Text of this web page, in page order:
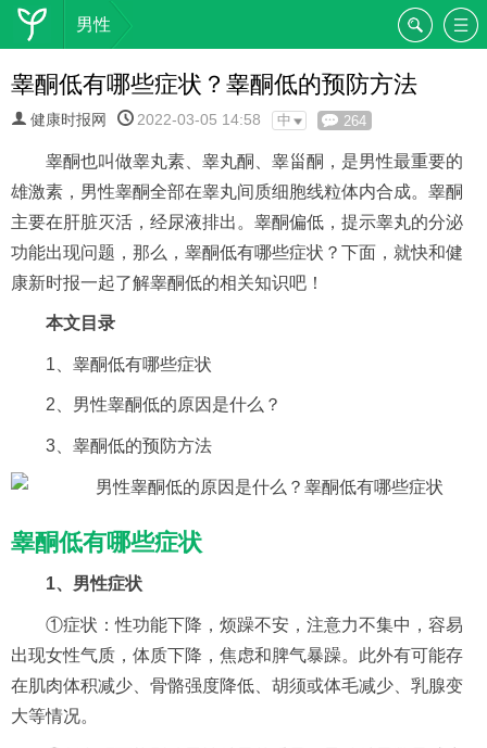
男性
睾酮低有哪些症状？睾酮低的预防方法
健康时报网 2022-03-05 14:58 中 264
睾酮也叫做睾丸素、睾丸酮、睾甾酮，是男性最重要的
雄激素，男性睾酮全部在睾丸间质细胞线粒体内合成。睾酮
主要在肝脏灭活，经尿液排出。睾酮偏低，提示睾丸的分泌
功能出现问题，那么，睾酮低有哪些症状？下面，就快和健
康新时报一起了解睾酮低的相关知识吧！
本文目录
1、睾酮低有哪些症状
2、男性睾酮低的原因是什么？
3、睾酮低的预防方法
睾酮低有哪些症状
1、男性症状
①症状：性功能下降，烦躁不安，注意力不集中，容易
出现女性气质，体质下降，焦虑和脾气暴躁。此外有可能存
在肌肉体积减少、骨骼强度降低、胡须或体毛减少、乳腺变
大等情况。